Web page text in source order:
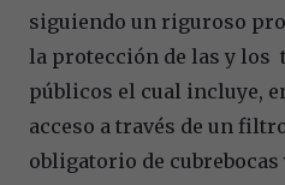
siguiendo un riguroso
la protección de las y los
públicos el cual incluye,
acceso a través de un
obligatorio de